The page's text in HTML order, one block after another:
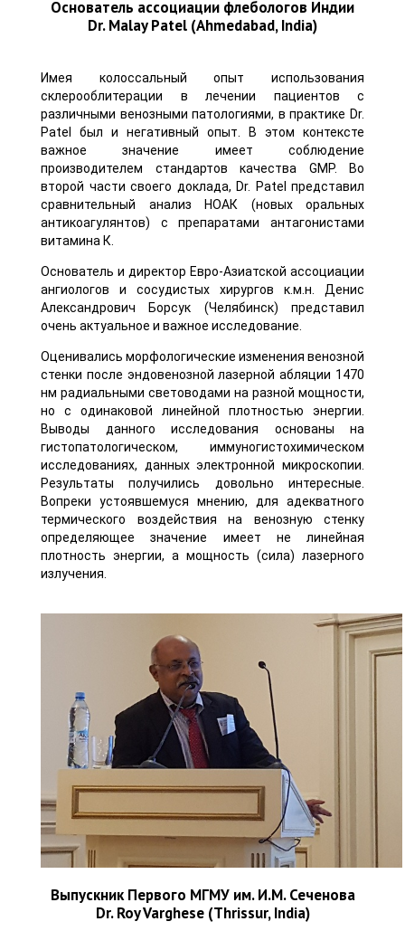
Основатель ассоциации флебологов Индии
Dr. Malay Patel (Ahmedabad, India)
Имея колоссальный опыт использования
склерооблитерации в лечении пациентов с
различными венозными патологиями, в практике Dr.
Patel был и негативный опыт. В этом контексте
важное значение имеет соблюдение
производителем стандартов качества GMP. Во
второй части своего доклада, Dr. Patel представил
сравнительный анализ НОАК (новых оральных
антикоагулянтов) с препаратами антагонистами
витамина К.
Основатель и директор Евро-Азиатской ассоциации
ангиологов и сосудистых хирургов к.м.н. Денис
Александрович Борсук (Челябинск) представил
очень актуальное и важное исследование.
Оценивались морфологические изменения венозной
стенки после эндовенозной лазерной абляции 1470
нм радиальными световодами на разной мощности,
но с одинаковой линейной плотностью энергии.
Выводы данного исследования основаны на
гистопатологическом, иммуногистохимическом
исследованиях, данных электронной микроскопии.
Результаты получились довольно интересные.
Вопреки устоявшемуся мнению, для адекватного
термического воздействия на венозную стенку
определяющее значение имеет не линейная
плотность энергии, а мощность (сила) лазерного
излучения.
Выпускник Первого МГМУ им. И.М. Сеченова
Dr. Roy Varghese (Thrissur, India)